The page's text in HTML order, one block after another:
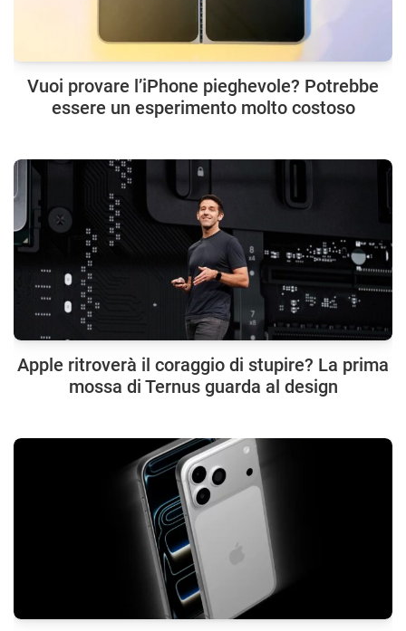
Vuoi provare l’iPhone pieghevole? Potrebbe
essere un esperimento molto costoso
Apple ritroverà il coraggio di stupire? La prima
mossa di Ternus guarda al design